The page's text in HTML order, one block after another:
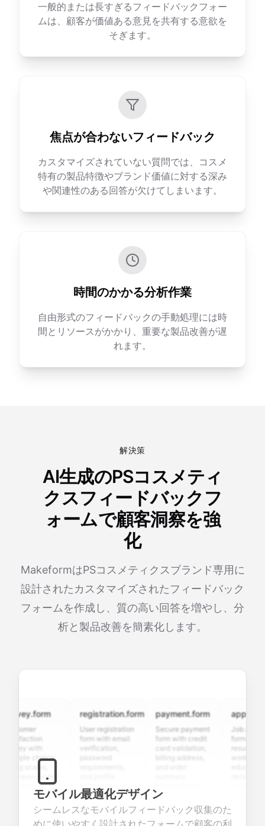
一般的または長すぎるフィードバックフォー
ムは、顧客が価値ある意見を共有する意欲を
そぎます。
焦点が合わないフィードバック
カスタマイズされていない質問では、コスメ
特有の製品特徴やブランド価値に対する深み
や関連性のある回答が欠けてしまいます。
時間のかかる分析作業
自由形式のフィードバックの手動処理には時
間とリソースがかかり、重要な製品改善が遅
れます。
解決策
AI生成のPSコスメティ
クスフィードバックフ
ォームで顧客洞察を強
化
MakeformはPSコスメティクスブランド専用に
設計されたカスタマイズされたフィードバック
フォームを作成し、質の高い回答を増やし、分
析と製品改善を簡素化します。
with
choice,
valuable
about
products or
registration.form
User registration
form with email
verification,
information
fields for
seamless
account
creation.
payment.form
Secure payment
form with credit
card validation,
integration for
smooth e-
commerce
transactions.
Job application
form with
resume upload,
questions for
efficient
candidate
モバイル最適化デザイン
シームレスなモバイルフィードバック収集のた
めに使いやすく設計されたフォームで顧客の利